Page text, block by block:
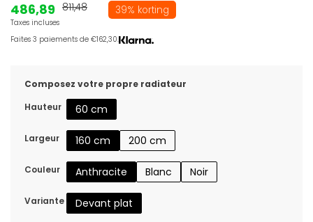
486,89
Taxes incluses
811,48 39% korting
Faites 3 paiements de €162,30.
Composez votre propre radiateur
Hauteur
60 cm
Largeur 160 cm 200 cm
Couleur Anthracite Blanc Noir
Variante Devant plat